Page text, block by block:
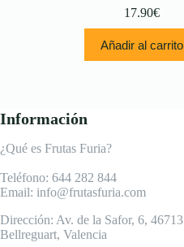
17.90€
Añadir al carrito
Información
¿Qué es Frutas Furia?
Teléfono: 644 282 844
Email: info@frutasfuria.com
Dirección: Av. de la Safor, 6, 46713
Bellreguart, Valencia